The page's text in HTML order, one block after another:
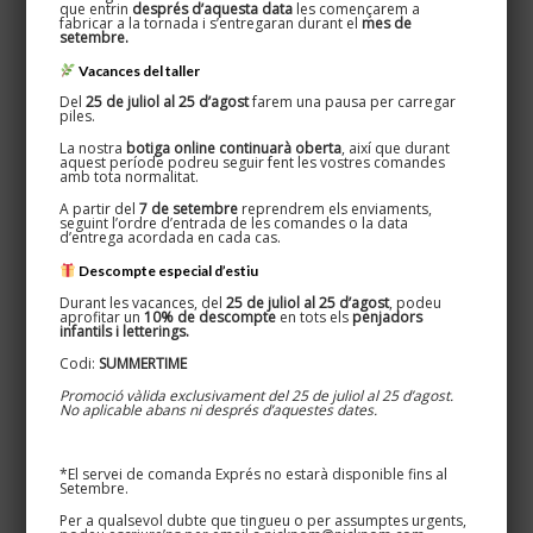
Namaste – Wall message
160,00
Cerca productes
Categories de productes
Deco
que entrin després d’aquesta data les començarem a
fabricar a la tornada i s’entregaran durant el mes de
setembre.
Vacances del taller
Del 25 de juliol al 25 d’agostfarem una pausa per carregar
piles.
La nostra botiga online continuarà oberta, així que durant
aquest període podreu seguir fent les vostres comandes
amb tota normalitat.
A partir del 7 de setembre reprendrem els enviaments,
seguint l’ordre d’entrada de les comandes o la data
d’entrega acordada en cada cas.
Descompte especial d’estiu
Durant les vacances, del 25 de juliol al 25 d’agost, podeu
aprofitar un 10% de descompte en tots els penjadors
infantils i letterings.
Codi: SUMMERTIME
Promoció vàlida exclusivament del 25 de juliol al 25 d’agost.
No aplicable abans ni després d’aquestes dates.
*El servei de comanda Exprés no estarà disponible fins al
Setembre.
Per a qualsevol dubte que tingueu o per assumptes urgents,